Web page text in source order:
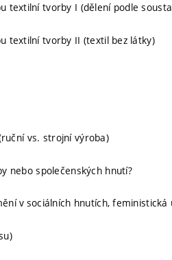
textilní tvorby I (dělení podle
textilní tvorby II (textil bez látky)
vs. strojní výroba)
nebo společenských hnutí?
v sociálních hnutích,